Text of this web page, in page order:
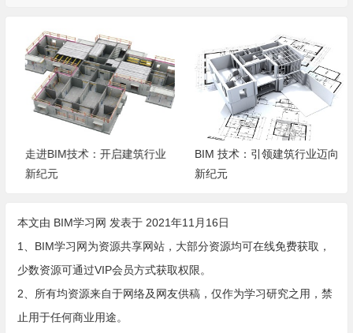
走进BIM技术：开启建筑行业
新纪元
BIM 技术：引领建筑行业迈向
新纪元
本文由 BIM学习网 发表于 2021年11月16日
1、BIM学习网为资源共享网站，大部分资源均可在线免费获取，
少数资源可通过VIP会员方式获取权限。
2、所有均资源来自于网络及网友供稿，仅作为学习研究之用，禁
止用于任何商业用途。